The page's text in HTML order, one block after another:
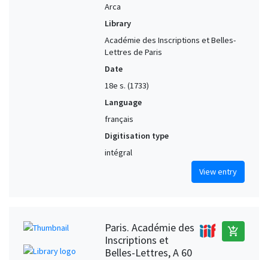
Arca
Library
Académie des Inscriptions et Belles-
Lettres de Paris
Date
18e s. (1733)
Language
français
Digitisation type
intégral
View entry
Paris. Académie des
Inscriptions et
Belles-Lettres, A 60
add_shopping_cart